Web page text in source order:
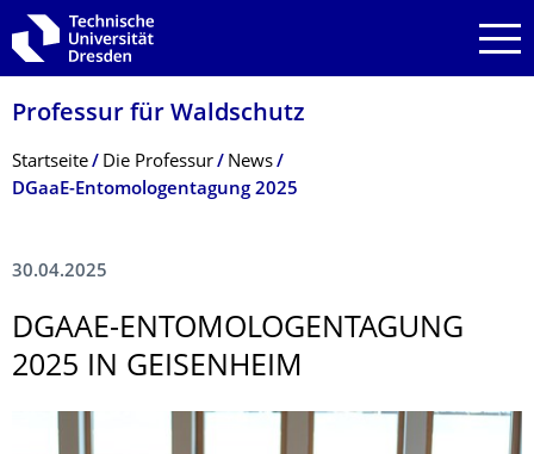
Zur Hauptnavigation springen
Zur Suche springen
Zum Inhalt springen
Professur für Waldschutz
Breadcrumb-Menü
Startseite Die Professur
News
DGaaE-Entomologentagung 2025
30.04.2025
DGAAE-ENTOMOLOGENTA­GUNG
2025 IN GEISENHEIM